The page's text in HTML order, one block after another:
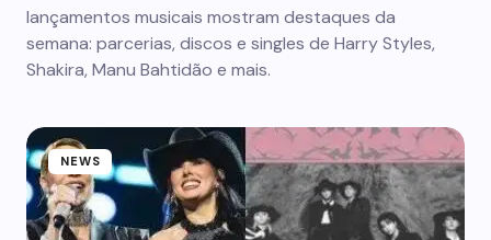
lançamentos musicais mostram destaques da
semana: parcerias, discos e singles de Harry Styles,
Shakira, Manu Bahtidão e mais.
NEWS